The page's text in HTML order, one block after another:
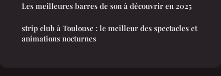
Les meilleures barres de son à découvrir en 2025
strip club à Toulouse : le meilleur des spectacles et
animations nocturnes